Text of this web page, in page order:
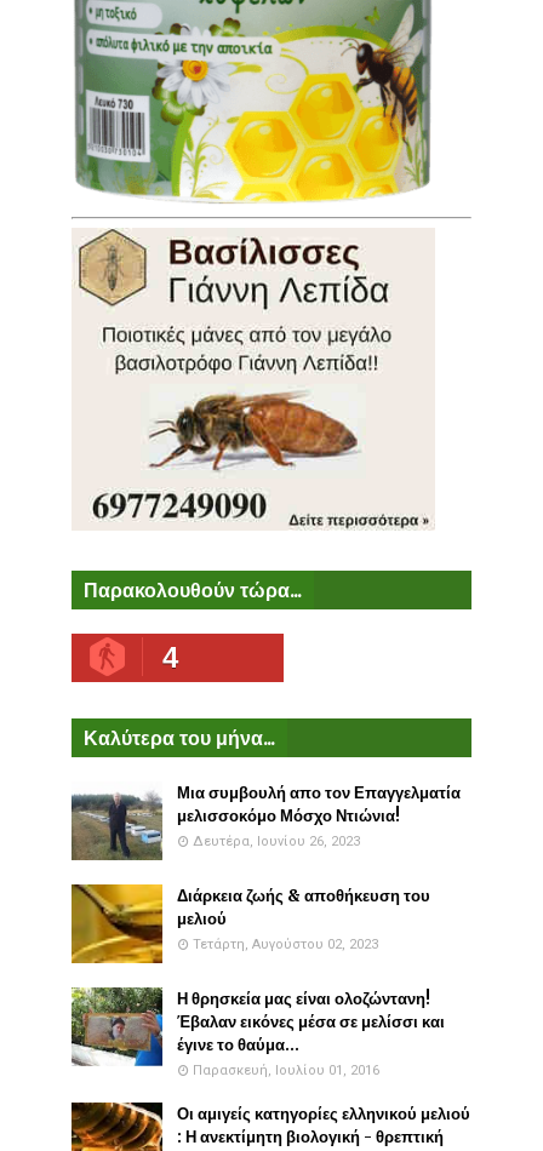
Παρακολουθούν τώρα...
4
Καλύτερα του μήνα...
Μια συμβουλή απο τον Επαγγελματία
μελισσοκόμο Μόσχο Ντιώνια!
Δευτέρα, Ιουνίου 26, 2023
Διάρκεια ζωής & αποθήκευση του
μελιού
Τετάρτη, Αυγούστου 02, 2023
Η θρησκεία μας είναι ολοζώντανη!
Έβαλαν εικόνες μέσα σε μελίσσι και
έγινε το θαύμα...
Παρασκευή, Ιουλίου 01, 2016
Οι αμιγείς κατηγορίες ελληνικού μελιού
: Η ανεκτίμητη βιολογική - θρεπτική